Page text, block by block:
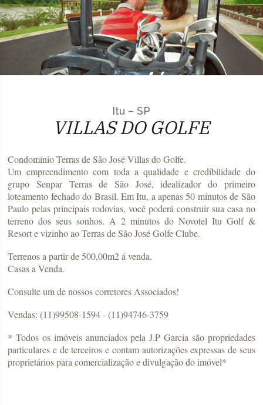
Itu – SP
VILLAS DO GOLFE
Condomínio Terras de São José Villas do Golfe.
Um empreendimento com toda a qualidade e credibilidade do
grupo Senpar Terras de São José, idealizador do primeiro
loteamento fechado do Brasil. Em Itu, a apenas 50 minutos de São
Paulo pelas principais rodovias, você poderá construir sua casa no
terreno dos seus sonhos. A 2 minutos do Novotel Itu Golf &
Resort e vizinho ao Terras de São José Golfe Clube.
Terrenos a partir de 500,00m2 á venda.
Casas a Venda.
Consulte um de nossos corretores Associados!
Vendas: (11)99508-1594 - (11)94746-3759
* Todos os imóveis anunciados pela J.P Garcia são propriedades
particulares e de terceiros e contam autorizações expressas de seus
proprietários para comercialização e divulgação do imóvel*